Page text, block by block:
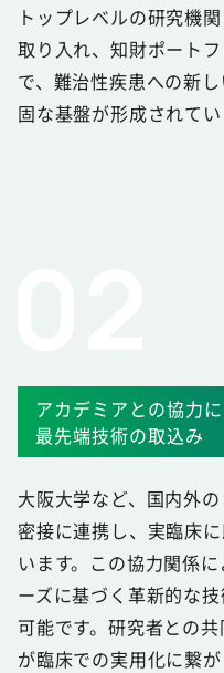
トップレベルの研究機
取り入れ、知財ポート
で、難治性疾患への新
固な基盤が形成されてい
アカデミアとの協力
最先端技術の取込み
大阪大学など、国内外
密接に連携し、実臨床
います。この協力関係
ーズに基づく革新的な
可能です。研究者との
が臨床での実用化に繋